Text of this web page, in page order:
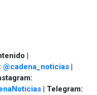
|
@cadena_noticias |
| Telegram: